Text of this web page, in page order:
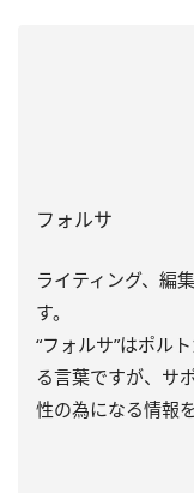
フォルサ
ライティング、編
す。
“フォルサ”はポル
る言葉ですが、サ
性の為になる情報